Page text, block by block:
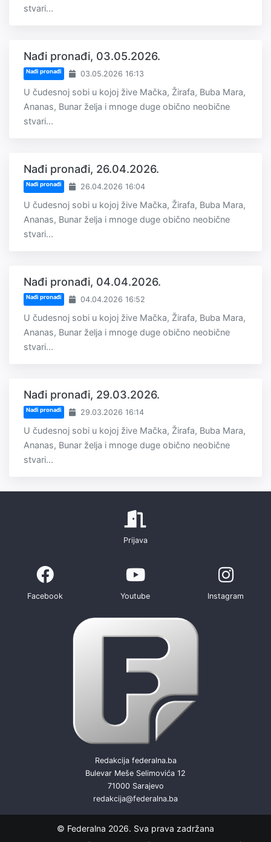
stvari...
Nađi pronađi, 03.05.2026.
Nađi pronađi 03.05.2026 16:13
U čudesnoj sobi u kojoj žive Mačka, Žirafa, Buba Mara,
Ananas, Bunar želja i mnoge duge obično neobične
stvari...
Nađi pronađi, 26.04.2026.
Nađi pronađi 26.04.2026 16:04
U čudesnoj sobi u kojoj žive Mačka, Žirafa, Buba Mara,
Ananas, Bunar želja i mnoge duge obično neobične
stvari...
Nađi pronađi, 04.04.2026.
Nađi pronađi 04.04.2026 16:52
U čudesnoj sobi u kojoj žive Mačka, Žirafa, Buba Mara,
Ananas, Bunar želja i mnoge duge obično neobične
stvari...
Nađi pronađi, 29.03.2026.
Nađi pronađi 29.03.2026 16:14
U čudesnoj sobi u kojoj žive Mačka, Žirafa, Buba Mara,
Ananas, Bunar želja i mnoge duge obično neobične
stvari...
Prijava
Facebook Youtube Instagram
Redakcija federalna.ba
Bulevar Meše Selimovića 12
71000 Sarajevo
redakcija@federalna.ba
© Federalna 2026. Sva prava zadržana